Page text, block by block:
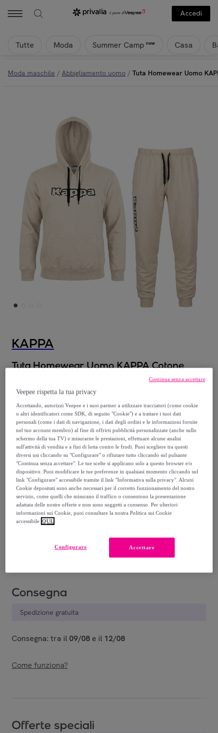
Accedi
Tutte Moda Summer Camp new Casa
Moda maschile / Abbigliamento uomo / Tuta Homewear Uomo
KAPPA
Tuta Homewear Uomo KAPPA Cotone
29,99 €
54,99 €
-45%
Beige
Art.26155
Grigio Scuro
Art.26155
Consegna
Spedizione gratuita
Consegna: tra il 09/08 e il 12/08
Come funziona?
Offerte speciali
Veepee rispetta la tua privacy
Accettando, autorizzi Veepee e i suoi partner a utilizzare tracciatori (come cookie
o altri identificatori come SDK, di seguito "Cookie") e a trattare i tuoi dati
personali (come i dati di navigazione, i dati degli ordini e le informazioni fornite
nel tuo account membro) al fine di offrirti pubblicità personalizzate (anche sullo
schermo della tua TV) e misurarne le prestazioni, effettuare alcune analisi
sull'attività di vendita e a fini di lotta contro le frodi. Puoi scegliere tra questi
diversi usi cliccando su "Configurare" o rifiutare tutto cliccando sul pulsante
"Continua senza accettare". Le tue scelte si applicano solo a questo browser e/o
dispositivo. Puoi modificare le tue preferenze in qualsiasi momento cliccando sul
link "Configurare" accessibile tramite il link "Informativa sulla privacy". Alcuni
Cookie depositati sono anche necessari per il corretto funzionamento del nostro
servizio, come quelli che misurano il traffico o consentono la presentazione
adattata delle nostre offerte e non sono soggetti a consenso. Per ulteriori
informazioni sui Cookie, puoi consultare la nostra Politica sui Cookie
accessibile QUI.
Accettare
Configurare
Continua senza accettare